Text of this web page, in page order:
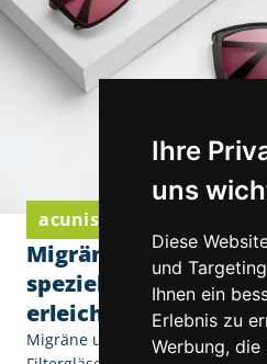
Ihre
uns
Diese
und
Ihnen ein
Erlebnis zu
Werbung, die
acunis Komfortgläser
Migräne und
spezielle Filtergläser
erleichtern
Migräne und